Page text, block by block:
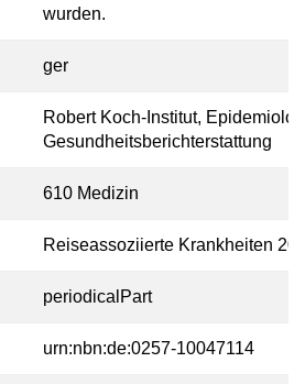
wurden.
ger
Robert Koch-Institut,
Gesundheitsberichterstattung
610 Medizin
Reiseassoziierte Krankheiten
periodicalPart
urn:nbn:de:0257-10047114